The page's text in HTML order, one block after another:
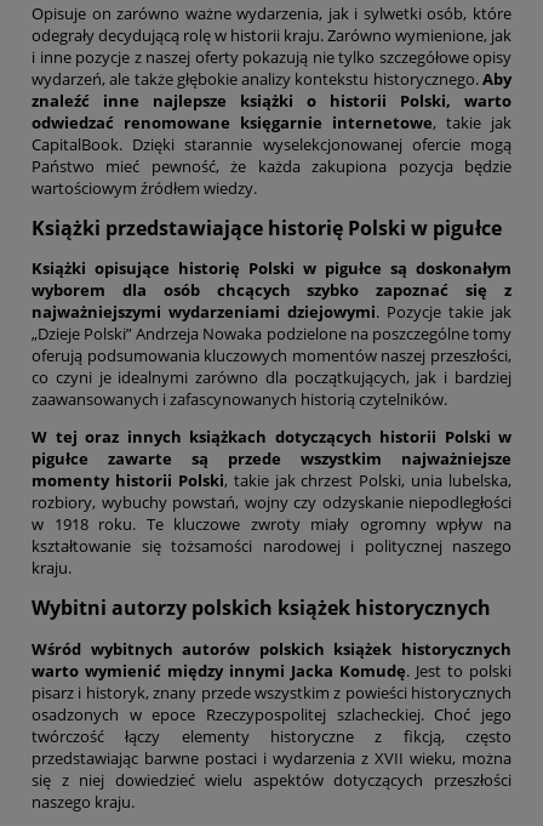
Opisuje on zarówno ważne wydarzenia, jak i sylwetki osób, które
odegrały decydującą rolę w historii kraju. Zarówno wymienione, jak
i inne pozycje z naszej oferty pokazują nie tylko szczegółowe opisy
wydarzeń, ale także głębokie analizy kontekstu historycznego.Aby
znaleźć inne najlepsze książki o historii Polski, warto
odwiedzać renomowane księgarnie internetowe, takie jak
CapitalBook. Dzięki starannie wyselekcjonowanej ofercie mogą
Państwo mieć pewność, że każda zakupiona pozycja będzie
wartościowym źródłem wiedzy.
Książki przedstawiające historię Polski w pigułce
Książki opisujące historię Polski w pigułce są doskonałym
wyborem dla osób chcących szybko zapoznać się z
najważniejszymi wydarzeniami dziejowymi. Pozycje takie jak
„Dzieje Polski” Andrzeja Nowaka podzielone na poszczególne tomy
oferują podsumowania kluczowych momentów naszej przeszłości,
co czyni je idealnymi zarówno dla początkujących, jak i bardziej
zaawansowanych i zafascynowanych historią czytelników.
W tej oraz innych książkach dotyczących historii Polski w
pigułce zawarte są przede wszystkim najważniejsze
momenty historii Polski, takie jak chrzest Polski, unia lubelska,
rozbiory, wybuchy powstań, wojny czy odzyskanie niepodległości
w 1918 roku. Te kluczowe zwroty miały ogromny wpływ na
kształtowanie się tożsamości narodowej i politycznej naszego
kraju.
Wybitni autorzy polskich książek historycznych
Wśród wybitnych autorów polskich książek historycznych
warto wymienić między innymi Jacka Komudę. Jest to polski
pisarz i historyk, znany przede wszystkim z powieści historycznych
osadzonych w epoce Rzeczypospolitej szlacheckiej. Choć jego
twórczość łączy elementy historyczne z fikcją, często
przedstawiając barwne postaci i wydarzenia z XVII wieku, można
się z niej dowiedzieć wielu aspektów dotyczących przeszłości
naszego kraju.